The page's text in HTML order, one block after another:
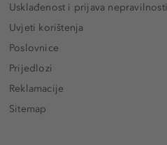
Usklađenost i prijava nepravilnosti
Uvjeti korištenja
Poslovnice
Prijedlozi
Reklamacije
Sitemap